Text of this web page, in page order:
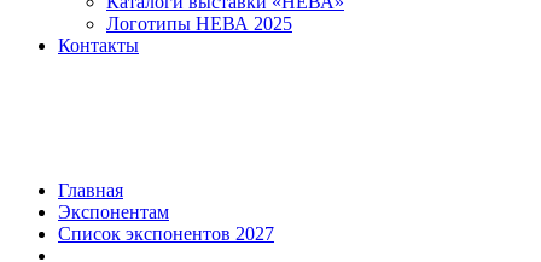
Логотипы НЕВА 2025
Контакты
Главная
Экспонентам
Список экспонентов 2027